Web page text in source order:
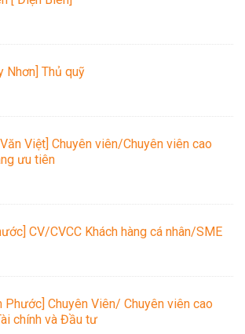
Nhơn] Thủ quỹ
Việt] Chuyên viên/Chuyên viên cao
ưu tiên
CV/CVCC Khách hàng cá nhân/SME
Phước] Chuyên Viên/ Chuyên viên cao
chính và Đầu tư